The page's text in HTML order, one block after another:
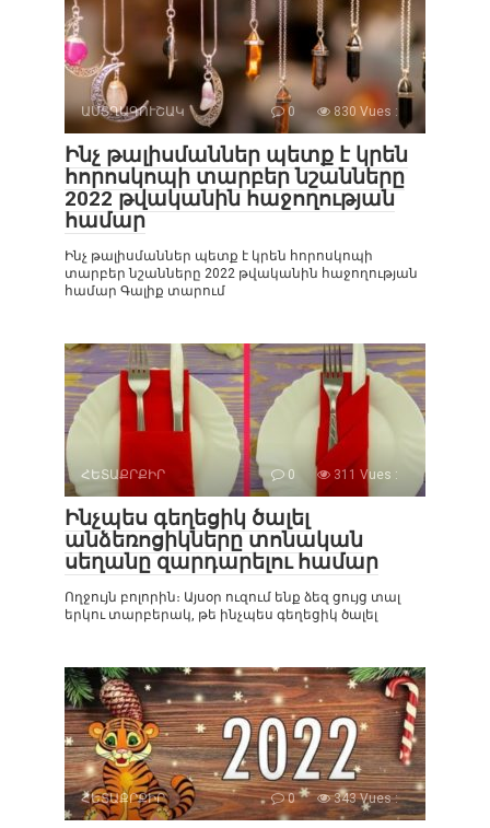
ԱՍՏՂԱԳՈՒՇԱԿ 0 830 Vues :
Ինչ թալիսմաններ պետք է կրեն
հորոսկոպի տարբեր նշանները
2022 թվականին հաջողության
համար
Ինչ թալիսմաններ պետք է կրեն հորոսկոպի
տարբեր նշանները 2022 թվականին հաջողության
համար Գալիք տարում
ՀԵՏԱՔՐՔԻՐ 0 311 Vues :
Ինչպես գեղեցիկ ծալել
անձեռոցիկները տոնական
սեղանը զարդարելու համար
Ողջույն բոլորին։ Այսօր ուզում ենք ձեզ ցույց տալ
երկու տարբերակ, թե ինչպես գեղեցիկ ծալել
ՀԵՏԱՔՐՔԻՐ 0 343 Vues :